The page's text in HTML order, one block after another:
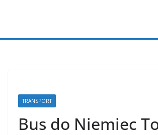
TRANSPORT
Bus do Niemiec